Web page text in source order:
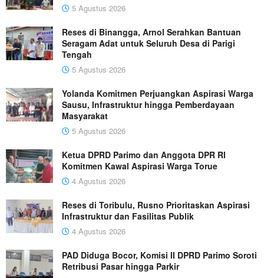
5 Agustus 2026
Reses di Binangga, Arnol Serahkan Bantuan
Seragam Adat untuk Seluruh Desa di Parigi
Tengah
5 Agustus 2026
Yolanda Komitmen Perjuangkan Aspirasi Warga
Sausu, Infrastruktur hingga Pemberdayaan
Masyarakat
5 Agustus 2026
Ketua DPRD Parimo dan Anggota DPR RI
Komitmen Kawal Aspirasi Warga Torue
4 Agustus 2026
Reses di Toribulu, Rusno Prioritaskan Aspirasi
Infrastruktur dan Fasilitas Publik
4 Agustus 2026
PAD Diduga Bocor, Komisi II DPRD Parimo Soroti
Retribusi Pasar hingga Parkir